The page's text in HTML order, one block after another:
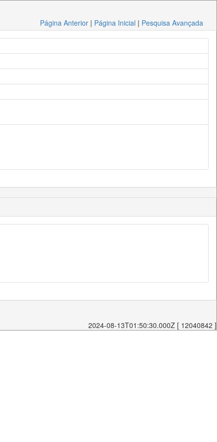
Página Anterior | Página Inicial | Pesquisa Avançada
2024-08-13T01:50:30.000Z [ 12040842 ]